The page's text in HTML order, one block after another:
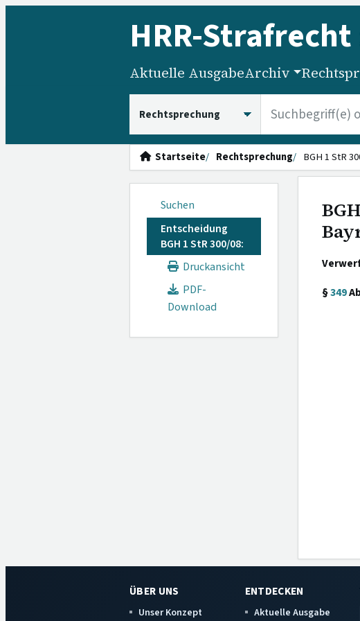
HRR-Strafrecht
Aktuelle AusgabeArchiv
Startseite Rechtsprechung BGH 1 StR
Suchen
Entscheidung
BGH 1 StR 300/08:
Druckansicht
PDF-
Download
§349
ÜBER UNS
Unser Konzept
ENTDECKEN
Aktuelle Ausgabe